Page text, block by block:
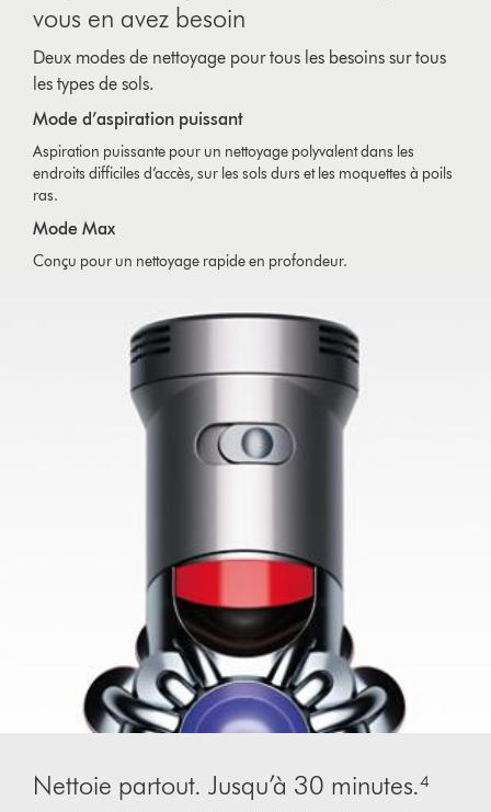
vous en avez besoin
Deux modes de nettoyage pour tous les besoins sur tous
les types de sols.
Mode d’aspiration puissant
Aspiration puissante pour un nettoyage polyvalent dans les
endroits difficiles d’accès, sur les sols durs et les moquettes à poils
ras.
Mode Max
Conçu pour un nettoyage rapide en profondeur.
Nettoie partout. Jusqu’à 30 minutes.⁴